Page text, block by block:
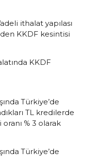
ithalat yapılası
KKDF kesintisi
KKDF
Türkiye’de
TL kredilerde
% 3 olarak
Türkiye’de